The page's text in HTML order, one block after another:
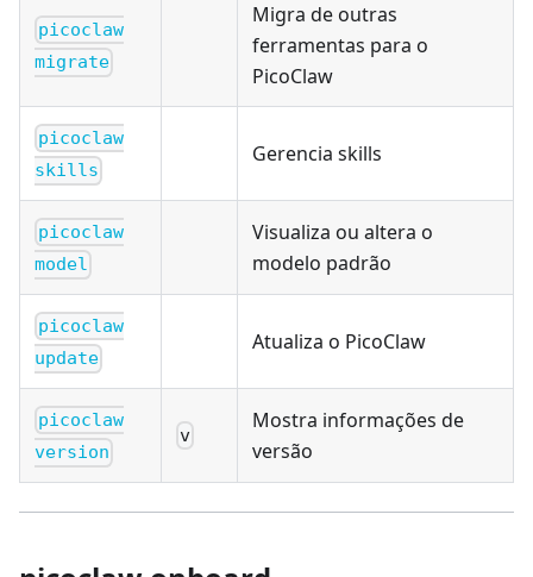
picoclaw
migrate
Migra de outras
ferramentas para o
PicoClaw
picoclaw
skills
Gerencia skills
picoclaw
model
Visualiza ou altera o
modelo padrão
picoclaw
update
Atualiza o PicoClaw
picoclaw
version
v
Mostra informações de
versão